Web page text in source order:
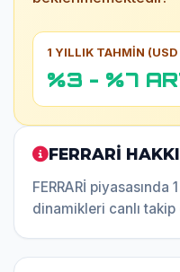
1 YILLIK TAHMİN
%3 - %7
FERRARİ
FERRARİ
dinamikleri canlı